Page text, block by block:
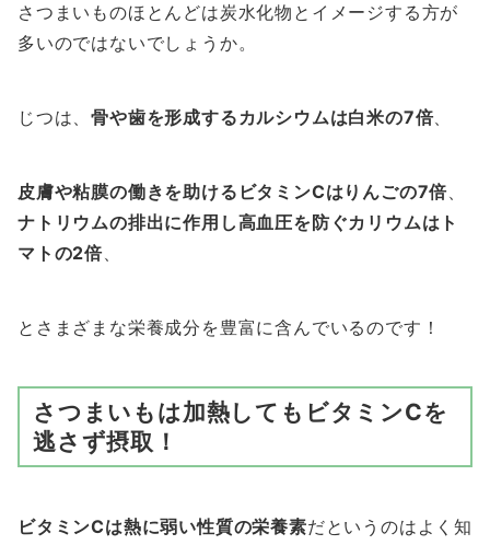
さつまいものほとんどは炭水化物とイメージする方が
多いのではないでしょうか。
じつは、骨や歯を形成するカルシウムは白米の7倍、
皮膚や粘膜の働きを助けるビタミンCはりんごの7倍、
ナトリウムの排出に作用し高血圧を防ぐカリウムはト
マトの2倍、
とさまざまな栄養成分を豊富に含んでいるのです！
さつまいもは加熱してもビタミンCを
逃さず摂取！
ビタミンCは熱に弱い性質の栄養素だというのはよく知